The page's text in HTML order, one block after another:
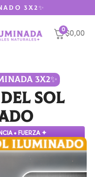
3X2✨
0$0,00
3X2✨
Sol
• FUERZA ✦